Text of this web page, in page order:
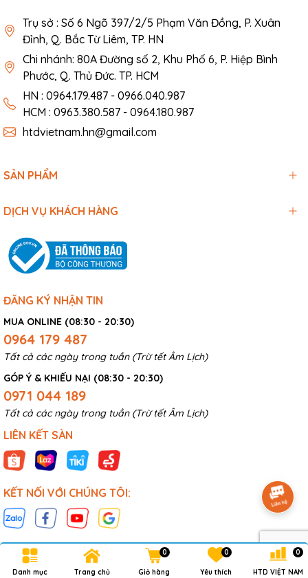
Trụ sở : Số 6 Ngõ 397/2/5 Phạm Văn Đồng, P. Xuân
Đỉnh, Q. Bắc Từ Liêm, TP. HN
Chi nhánh: 80A Đường số 2, Khu Phố 6, P. Hiệp Bình
Phước, Q. Thủ Đức. TP. HCM
HN : 0964.179.487 - 0966.040.987
HCM : 0963.380.587 - 0964.180.987
htdvietnam.hn@gmail.com
SẢN PHẨM
DỊCH VỤ KHÁCH HÀNG
ĐĂNG KÝ NHẬN TIN
MUA ONLINE (08:30 - 20:30)
0964 179 487
Tất cả các ngày trong tuần (Trừ tết Âm Lịch)
GÓP Ý & KHIẾU NẠI (08:30 - 20:30)
0971 044 189
Tất cả các ngày trong tuần (Trừ tết Âm Lịch)
LIÊN KẾT SÀN
KẾT NỐI VỚI CHÚNG TÔI:
Danh mục Trang chủ Giỏ hàng
0
Yêu thích
0
HTD VIỆT NAM
0